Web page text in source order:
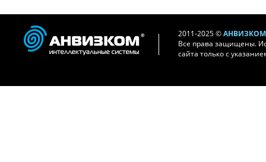
2011-2025 ©
Все права защищены.
сайта только с